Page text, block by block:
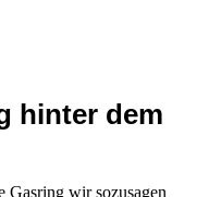
hinter dem
Gasring wir sozusagen